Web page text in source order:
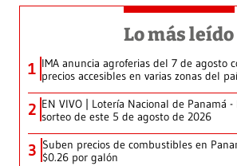
Lo más leído
1 IMA anuncia agroferias del 7 de agosto
precios accesibles en varias zonas del
2 EN VIVO | Lotería Nacional de Panamá
sorteo de este 5 de agosto de 2026
3 Suben precios de combustibles en
$0.26 por galón